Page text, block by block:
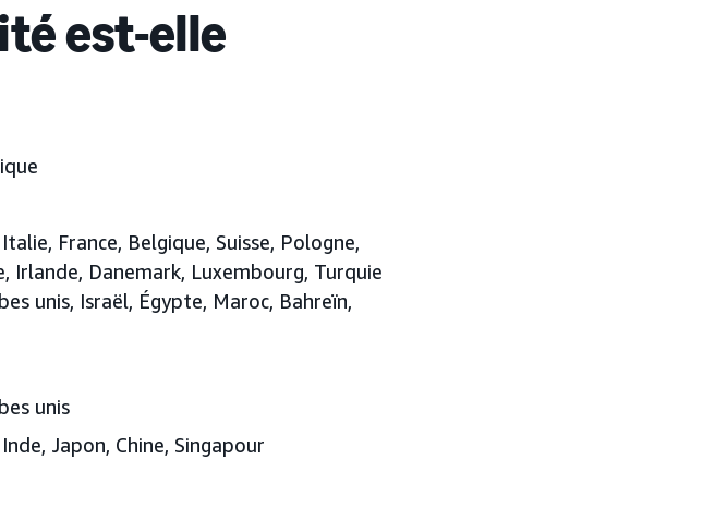
est-elle
France, Belgique, Suisse, Pologne,
Irlande, Danemark, Luxembourg, Turquie
unis, Israël, Égypte, Maroc, Bahreïn,
unis
Japon, Chine, Singapour